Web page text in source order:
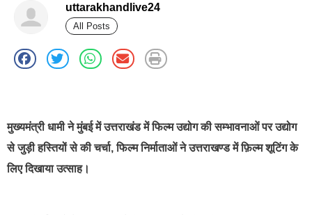
uttarakhandlive24
All Posts
मुख्यमंत्री धामी ने मुंबई में उत्तराखंड में फिल्म उद्योग की सम्भावनाओं पर उद्योग
से जुड़ी हस्तियों से की चर्चा, फिल्म निर्माताओं ने उत्तराखण्ड में फ़िल्म शूटिंग के
लिए दिखाया उत्साह।